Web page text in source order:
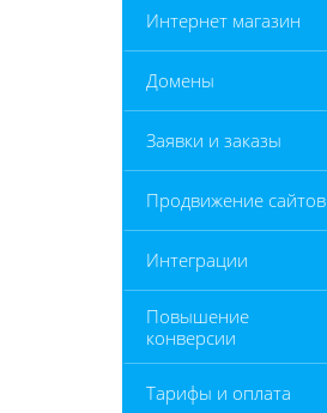
Интернет магазин
Домены
Заявки и заказы
Продвижение сайтов
Интеграции
Повышение
конверсии
Тарифы и оплата